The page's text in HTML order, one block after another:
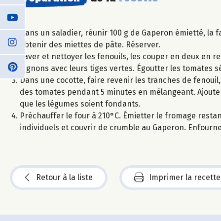
Dans un saladier, réunir 100 g de Gaperon émietté,
obtenir des miettes de pâte. Réserver.
Laver et nettoyer les fenouils, les couper en deux en
oignons avec leurs tiges vertes. Égoutter les tomates
Dans une cocotte, faire revenir les tranches de
des tomates pendant 5 minutes en mélangeant.
que les légumes soient fondants.
Préchauffer le four à 210°C. Émietter le fromage
individuels et couvrir de crumble au Gaperon.
Retour à la liste Imprimer la recette